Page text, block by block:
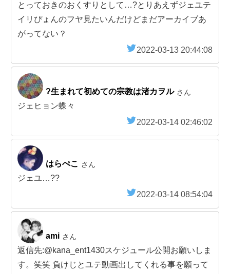
とっておきのおくすりとして…?とりあえずジェユテ
イリぴょんのフヤ見たいんだけどまだアーカイブあ
がってない？
2022-03-13 20:44:08
?生まれて初めての宗教は渚カヲル さん
ジェヒョン蝶々
2022-03-14 02:46:02
はらぺこ さん
ジェユ…??
2022-03-14 08:54:04
ami さん
返信先:@kana_ent1430スケジュール公開お願いしま
す。笑笑 負けじとユテ動画出してくれる事を願って